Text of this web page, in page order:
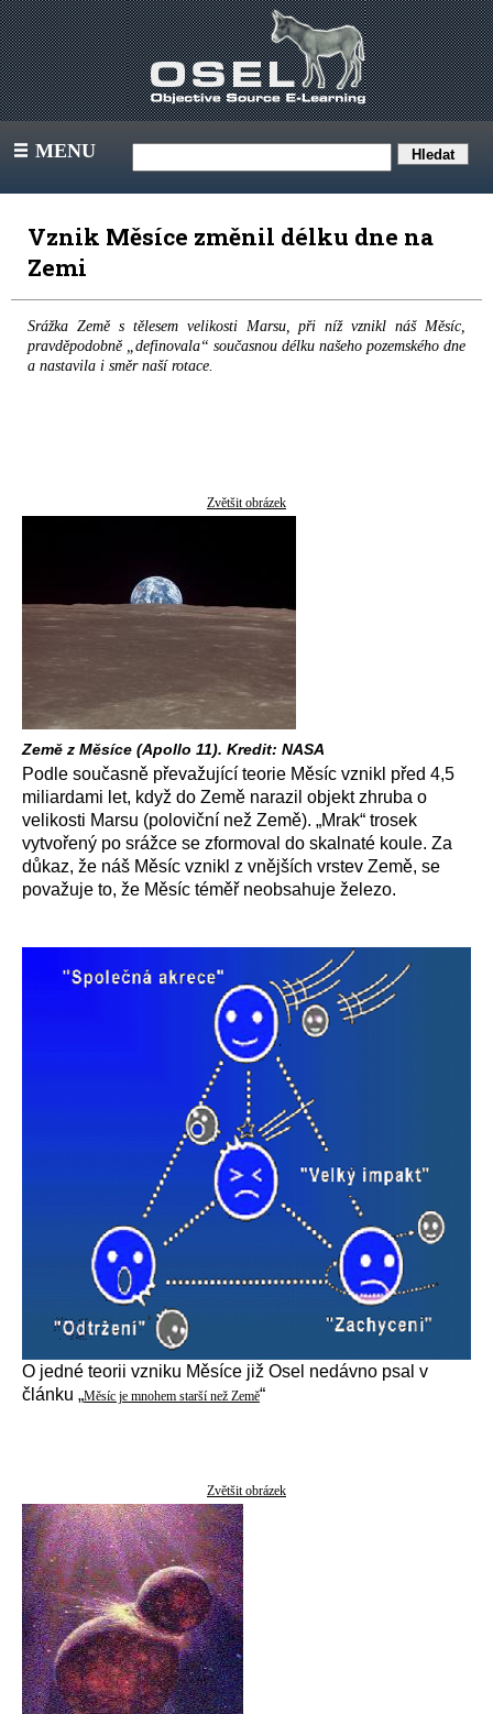
III MENU
Vznik Měsíce změnil délku dne na
Zemi
Srážka Země s tělesem velikosti Marsu, při níž vznikl náš Měsíc,
pravděpodobně „definovala“ současnou délku našeho pozemského dne
a nastavila i směr naší rotace.
Zvětšit obrázek
Země z Měsíce (Apollo 11). Kredit: NASA
Podle současně převažující teorie Měsíc vznikl před 4,5
miliardami let, když do Země narazil objekt zhruba o
velikosti Marsu (poloviční než Země). „Mrak“ trosek
vytvořený po srážce se zformoval do skalnaté koule. Za
důkaz, že náš Měsíc vznikl z vnějších vrstev Země, se
považuje to, že Měsíc téměř neobsahuje železo.
O jedné teorii vzniku Měsíce již Osel nedávno psal v
článku „Měsíc je mnohem starší než Země“
Zvětšit obrázek